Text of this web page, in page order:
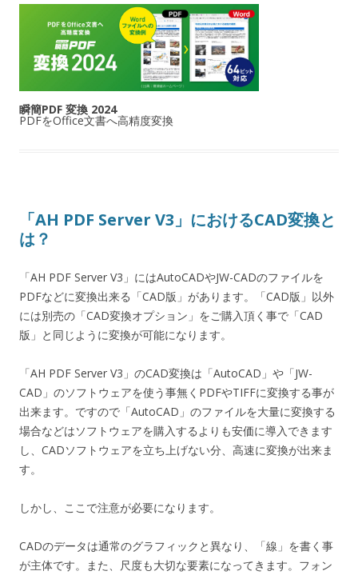
瞬簡PDF 変換 2024
PDFをOffice文書へ高精度変換
「AH PDF Server V3」におけるCAD変換と
は？
「AH PDF Server V3」にはAutoCADやJW-CADのファイルを
PDFなどに変換出来る「CAD版」があります。「CAD版」以外
には別売の「CAD変換オプション」をご購入頂く事で「CAD
版」と同じように変換が可能になります。
「AH PDF Server V3」のCAD変換は「AutoCAD」や「JW-
CAD」のソフトウェアを使う事無くPDFやTIFFに変換する事が
出来ます。ですので「AutoCAD」のファイルを大量に変換する
場合などはソフトウェアを購入するよりも安価に導入できます
し、CADソフトウェアを立ち上げない分、高速に変換が出来ま
す。
しかし、ここで注意が必要になります。
CADのデータは通常のグラフィックと異なり、「線」を書く事
が主体です。また、尺度も大切な要素になってきます。フォン